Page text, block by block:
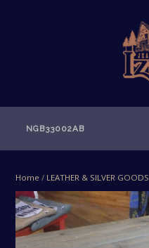
NGB33002AB
Home / LEATHER & SILVER GOODS